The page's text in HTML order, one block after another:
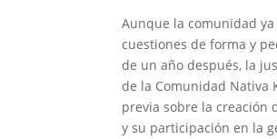
Aunque la comunidad
cuestiones de forma y
de un año después, la
de la Comunidad Nativa
previa sobre la creación
y su participación en la